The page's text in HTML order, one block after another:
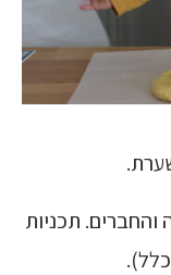
תכניות